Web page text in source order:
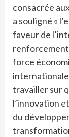
consacrée
a souligné «
faveur de
renforcement
force
internationale
travailler sur
l’innovation
du